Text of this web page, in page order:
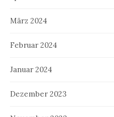
März 2024
Februar 2024
Januar 2024
Dezember 2023